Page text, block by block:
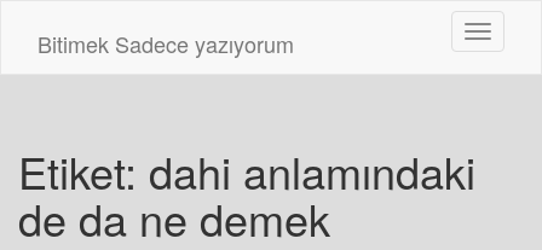
Toggle
Bitimek Sadece yazıyorum
Etiket: dahi anlamındaki
de da ne demek